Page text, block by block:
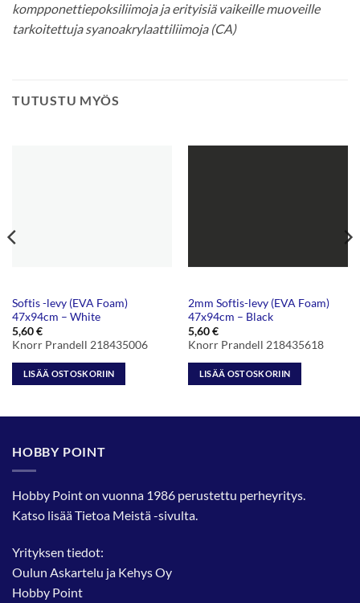
kompponettiepoksiliimoja ja erityisiä vaikeille muoveille
tarkoitettuja syanoakrylaattiliimoja (CA)
TUTUSTU MYÖS
Softis -levy (EVA Foam)
47x94cm – White
5,60€
Knorr Prandell 218435006
LISÄÄ OSTOSKORIIN
2mm Softis-levy (EVA Foam)
47x94cm – Black
5,60€
Knorr Prandell 218435618
LISÄÄ OSTOSKORIIN
HOBBY POINT
Hobby Point on vuonna 1986 perustettu perheyritys.
Katso lisääTietoa Meistä-sivulta.
Yrityksen tiedot:
Oulun Askartelu ja Kehys Oy
Hobby Point